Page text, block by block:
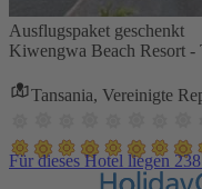
Ausflugspaket geschenkt
Kiwengwa Beach Resort -
Tansania, Vereinigte
Für dieses Hotel liegen